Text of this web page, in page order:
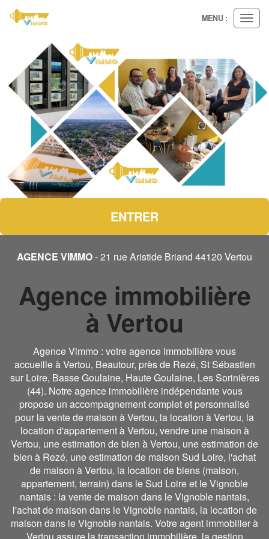
Ouvrir
le
MENU :
ENTRER
AGENCE VIMMO- 21 rue Aristide Briand 44120 Vertou
Agence immobilière
à Vertou
Agence Vimmo : votre agence immobilière vous
accueille à Vertou, Beautour, près de Rezé, St Sébastien
sur Loire, Basse Goulaine, Haute Goulaine, Les Sorinières
(44). Notre agence immobilière indépendante vous
propose un accompagnement complet et personnalisé
pour la vente de maison à Vertou, la location à Vertou, la
location d'appartement à Vertou, vendre une maison à
Vertou, une estimation de bien à Vertou, une estimation de
bien à Rezé, une estimation de maison Sud Loire, l'achat
de maison à Vertou, la location de biens (maison,
appartement, terrain) dans le Sud Loire et le Vignoble
nantais : la vente de maison dans le Vignoble nantais,
l'achat de maison dans le Vignoble nantais, la location de
maison dans le Vignoble nantais. Votre agent immobilier à